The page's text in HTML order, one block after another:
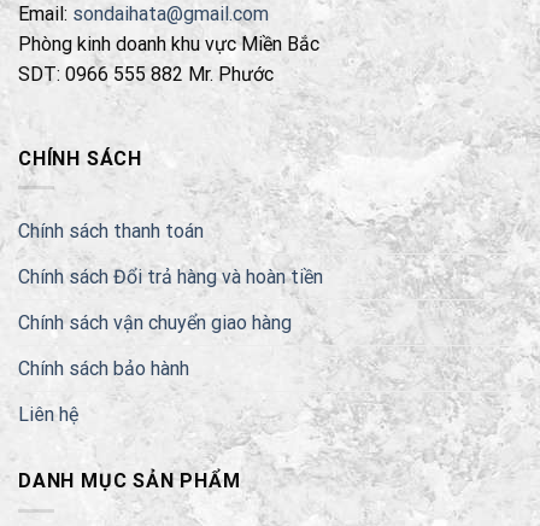
thể
được
chọn
trang
phẩm
Email: sondaihata@gmail.com
Phòng kinh doanh khu vực Miền Bắc
SDT: 0966 555 882 Mr. Phước
CHÍNH SÁCH
Chính sách thanh toán
Chính sách Đổi trả hàng và hoàn tiền
Chính sách vận chuyển giao hàng
Chính sách bảo hành
Liên hệ
DANH MỤC SẢN PHẨM